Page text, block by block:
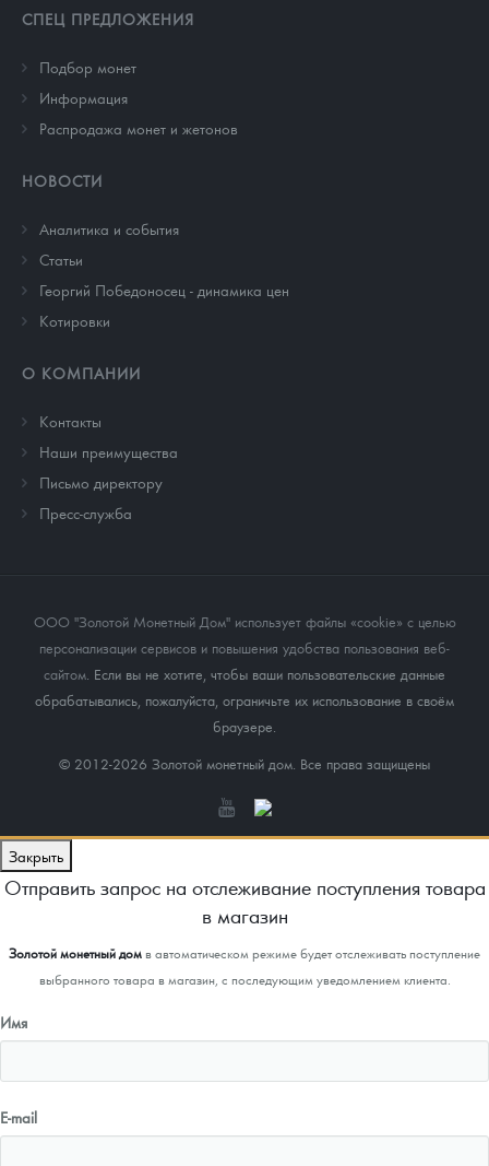
СПЕЦ ПРЕДЛОЖЕНИЯ
Подбор монет
Информация
Распродажа монет и жетонов
НОВОСТИ
Аналитика и события
Cтатьи
Георгий Победоносец - динамика цен
Котировки
О КОМПАНИИ
Контакты
Наши преимущества
Письмо директору
Пресс-служба
ООО "Золотой Монетный Дом" использует файлы «cookie» с целью
персонализации сервисов и повышения удобства пользования веб-
сайтом . Если вы не хотите, чтобы ваши пользовательские данные
обрабатывались, пожалуйста, ограничьте их использование в своём
браузере.
© 2012-2026 Золотой монетный дом. Все права защищены
Закрыть
Отправить запрос на отслеживание поступления товара
в магазин
Золотой монетный домв автоматическом режиме будет отслеживать поступление
выбранного товара в магазин, с последующим уведомлением клиента.
Имя
E-mail